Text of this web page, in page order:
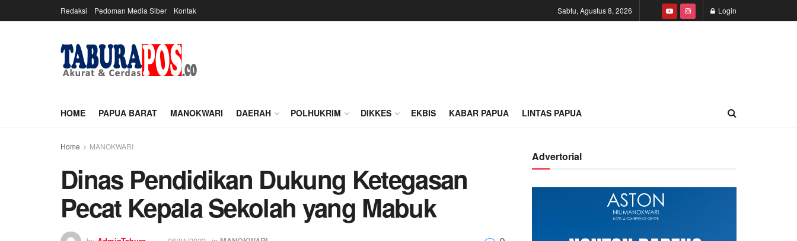
Redaksi Pedoman Media Siber Kontak Sabtu, Agustus 8, 2026 Login
HOME PAPUA BARAT MANOKWARI DAERAH POLHUKRIM DIKKES EKBIS KABAR PAPUA LINTAS PAPUA
Home MANOKWARI
Dinas Pendidikan Dukung Ketegasan
Pecat Kepala Sekolah yang Mabuk
Advertorial